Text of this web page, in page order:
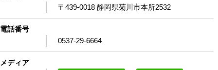
〒439-0018 静岡県菊川市本所2532
電話番号
0537-29-6664
メディア